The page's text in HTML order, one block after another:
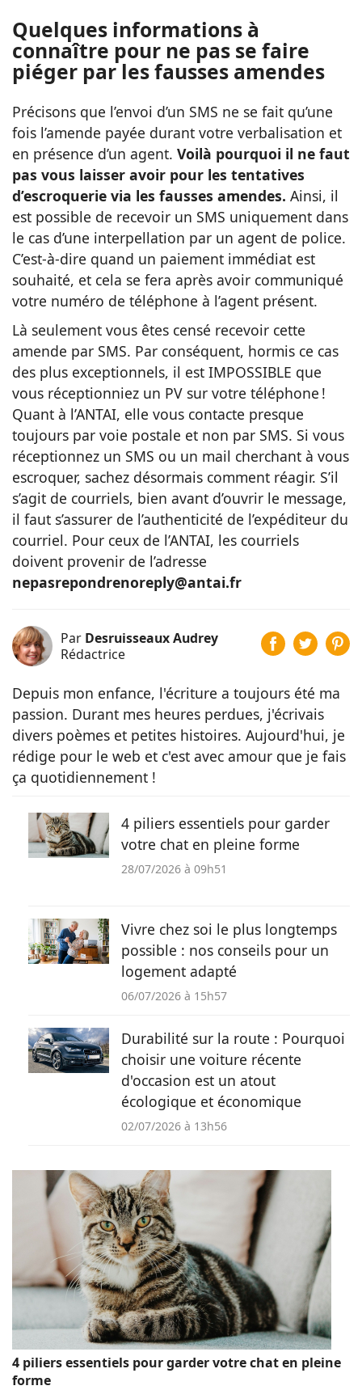
Quelques informations à
connaître pour ne pas se faire
piéger par les fausses amendes
Précisons que l’envoi d’un SMS ne se fait qu’une
fois l’amende payée durant votre verbalisation et
en présence d’un agent. Voilà pourquoi il ne faut
pas vous laisser avoir pour les tentatives
d’escroquerie via les fausses amendes. Ainsi, il
est possible de recevoir un SMS uniquement dans
le cas d’une interpellation par un agent de police.
C’est-à-dire quand un paiement immédiat est
souhaité, et cela se fera après avoir communiqué
votre numéro de téléphone à l’agent présent.
Là seulement vous êtes censé recevoir cette
amende par SMS. Par conséquent, hormis ce cas
des plus exceptionnels, il est IMPOSSIBLE que
vous réceptionniez un PV sur votre téléphone !
Quant à l’ANTAI, elle vous contacte presque
toujours par voie postale et non par SMS. Si vous
réceptionnez un SMS ou un mail cherchant à vous
escroquer, sachez désormais comment réagir. S’il
s’agit de courriels, bien avant d’ouvrir le message,
il faut s’assurer de l’authenticité de l’expéditeur du
courriel. Pour ceux de l’ANTAI, les courriels
doivent provenir de l’adresse
nepasrepondrenoreply@antai.fr
Par Desruisseaux Audrey
Rédactrice
Depuis mon enfance, l'écriture a toujours été ma
passion. Durant mes heures perdues, j'écrivais
divers poèmes et petites histoires. Aujourd'hui, je
rédige pour le web et c'est avec amour que je fais
ça quotidiennement !
4 piliers essentiels pour garder
votre chat en pleine forme
28/07/2026 à 09h51
Vivre chez soi le plus longtemps
possible : nos conseils pour un
logement adapté
06/07/2026 à 15h57
Durabilité sur la route : Pourquoi
choisir une voiture récente
d'occasion est un atout
écologique et économique
02/07/2026 à 13h56
4 piliers essentiels pour garder votre chat en pleine
forme